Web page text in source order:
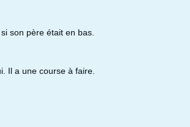
son père était en bas.
Il a une course à faire.